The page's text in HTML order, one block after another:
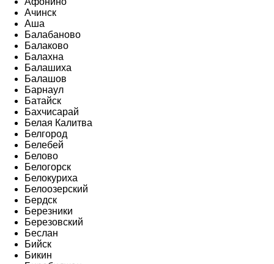
Ачинск
Аша
Балабаново
Балаково
Балахна
Балашиха
Балашов
Барнаул
Батайск
Бахчисарай
Белая Калитва
Белгород
Белебей
Белово
Белогорск
Белокуриха
Белоозерский
Бердск
Березники
Березовский
Беслан
Бийск
Бикин